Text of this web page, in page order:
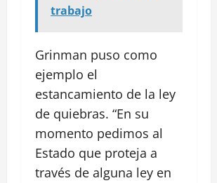
trabajo
Grinman puso como
ejemplo el
estancamiento de la ley
de quiebras. “En su
momento pedimos al
Estado que proteja a
través de alguna ley en